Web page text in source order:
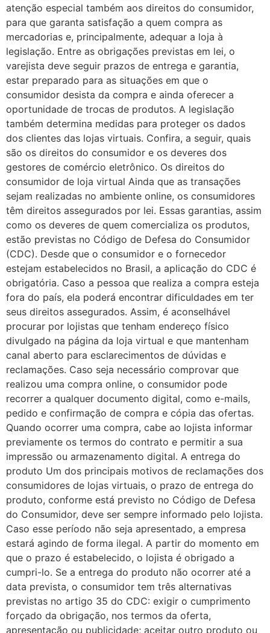
atenção especial também aos direitos do consumidor,
para que garanta satisfação a quem compra as
mercadorias e, principalmente, adequar a loja à
legislação. Entre as obrigações previstas em lei, o
varejista deve seguir prazos de entrega e garantia,
estar preparado para as situações em que o
consumidor desista da compra e ainda oferecer a
oportunidade de trocas de produtos. A legislação
também determina medidas para proteger os dados
dos clientes das lojas virtuais. Confira, a seguir, quais
são os direitos do consumidor e os deveres dos
gestores de comércio eletrônico. Os direitos do
consumidor de loja virtual Ainda que as transações
sejam realizadas no ambiente online, os consumidores
têm direitos assegurados por lei. Essas garantias, assim
como os deveres de quem comercializa os produtos,
estão previstas no Código de Defesa do Consumidor
(CDC). Desde que o consumidor e o fornecedor
estejam estabelecidos no Brasil, a aplicação do CDC é
obrigatória. Caso a pessoa que realiza a compra esteja
fora do país, ela poderá encontrar dificuldades em ter
seus direitos assegurados. Assim, é aconselhável
procurar por lojistas que tenham endereço físico
divulgado na página da loja virtual e que mantenham
canal aberto para esclarecimentos de dúvidas e
reclamações. Caso seja necessário comprovar que
realizou uma compra online, o consumidor pode
recorrer a qualquer documento digital, como e-mails,
pedido e confirmação de compra e cópia das ofertas.
Quando ocorrer uma compra, cabe ao lojista informar
previamente os termos do contrato e permitir a sua
impressão ou armazenamento digital. A entrega do
produto Um dos principais motivos de reclamações dos
consumidores de lojas virtuais, o prazo de entrega do
produto, conforme está previsto no Código de Defesa
do Consumidor, deve ser sempre informado pelo lojista.
Caso esse período não seja apresentado, a empresa
estará agindo de forma ilegal. A partir do momento em
que o prazo é estabelecido, o lojista é obrigado a
cumpri-lo. Se a entrega do produto não ocorrer até a
data prevista, o consumidor tem três alternativas
previstas no artigo 35 do CDC: exigir o cumprimento
forçado da obrigação, nos termos da oferta,
apresentação ou publicidade; aceitar outro produto ou